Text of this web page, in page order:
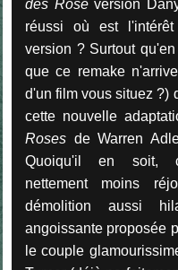
des Roseversion
réussi où est
version ? Surtout
que ce remake
d'un film vous situez ?)
cette nouvelle
Rosesde Warren
Quoiqu'il en soit,
nettement moins
démolition aussi
angoissante proposée
le couple